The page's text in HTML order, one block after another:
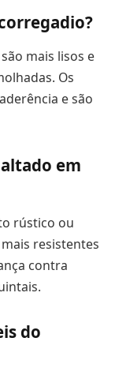
mais lisos e
Os
e são
em
rústico ou
resistentes
contra
do